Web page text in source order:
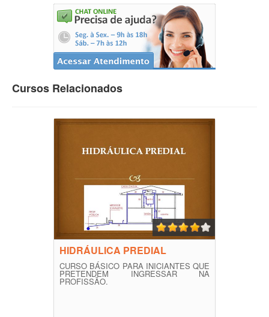
Cursos Relacionados
HIDRÁULICA PREDIAL
CURSO BÁSICO PARA INICIANTES QUE
PRETENDEM INGRESSAR NA
PROFISSÃO.